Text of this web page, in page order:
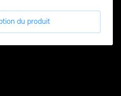
du produit